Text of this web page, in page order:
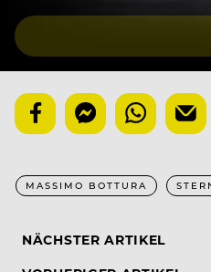
MASSIMO BOTTURA
NÄCHSTER ARTIKEL